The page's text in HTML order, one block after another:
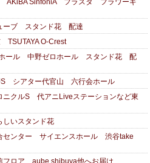
AKiBA SinfoniA フラスタ フラワーギ
ーブ スタンド花 配達
O-Crest
ール 中野ゼロホール スタンド花 配
シアター代官山 六行会ホール
クルS 代アニLiveステーションなど東
いスタンド花
センター サイエンスホール 渋谷take